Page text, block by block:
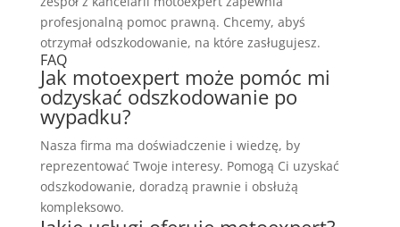
profesjonalną pomoc prawną. Chcemy, abyś
otrzymał odszkodowanie, na które zasługujesz.
FAQ
Jak motoexpert może pomóc mi
odzyskać odszkodowanie po
wypadku?
Nasza firma ma doświadczenie i wiedzę, by
reprezentować Twoje interesy. Pomogą Ci uzyskać
odszkodowanie, doradzą prawnie i obsłużą
kompleksowo.